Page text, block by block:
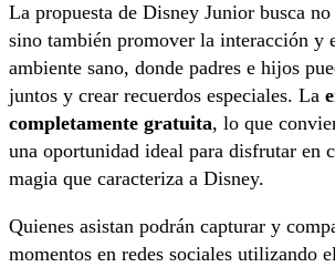
La propuesta de Disney Junior busca
sino también promover la interacción y
ambiente sano, donde padres e hijos
juntos y crear recuerdos especiales. La
completamente gratuita, lo que
una oportunidad ideal para disfrutar en
magia que caracteriza a Disney.
Quienes asistan podrán capturar y
momentos en redes sociales utilizando